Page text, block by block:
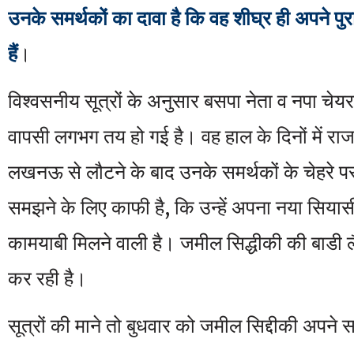
उनके समर्थकों का दावा है कि वह शीघ्र ही अपने
हैं।
विश्वसनीय सूत्रों के अनुसार बसपा नेता व नपा
वापसी लगभग तय हो गई है। वह हाल के दिनों में
लखनऊ से लौटने के बाद उनके समर्थकों के चेहरे पर
समझने के लिए काफी है, कि उन्हें अपना नया
कामयाबी मिलने वाली है। जमील सिद्धीकी की बाडी
कर रही है।
सूत्रों की माने तो बुधवार को जमील सिद्दीकी अपने